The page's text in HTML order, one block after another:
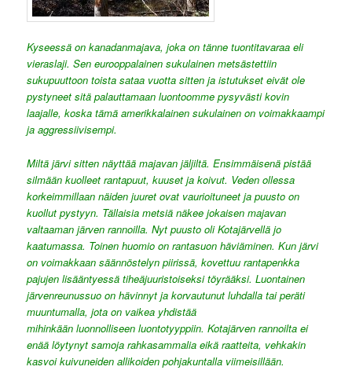
Kyseessä on kanadanmajava, joka on tänne tuontitavaraa eli
vieraslaji. Sen eurooppalainen sukulainen metsästettiin
sukupuuttoon toista sataa vuotta sitten ja istutukset eivät ole
pystyneet sitä palauttamaan luontoomme pysyvästi kovin
laajalle, koska tämä amerikkalainen sukulainen on voimakkaampi
ja aggressiivisempi.
Miltä järvi sitten näyttää majavan jäljiltä. Ensimmäisenä pistää
silmään kuolleet rantapuut, kuuset ja koivut. Veden ollessa
korkeimmillaan näiden juuret ovat vaurioituneet ja puusto on
kuollut pystyyn. Tällaisia metsiä näkee jokaisen majavan
valtaaman järven rannoilla. Nyt puusto oli Kotajärvellä jo
kaatumassa. Toinen huomio on rantasuon häviäminen. Kun järvi
on voimakkaan säännöstelyn piirissä, kovettuu rantapenkka
pajujen lisääntyessä tiheäjuuristoiseksi töyrääksi. Luontainen
järvenreunussuo on hävinnyt ja korvautunut luhdalla tai peräti
muuntumalla, jota on vaikea yhdistää
mihinkäänluonnolliseen luontotyyppiin. Kotajärven rannoilta ei
enää löytynyt samoja rahkasammalia eikä raatteita, vehkakin
kasvoi kuivuneiden allikoiden pohjakuntalla viimeisillään.